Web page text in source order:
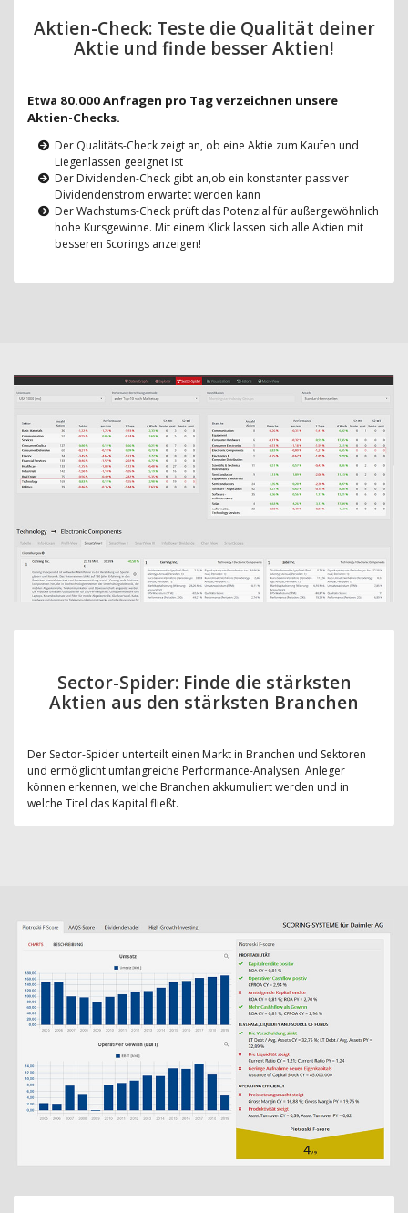
Aktien-Check: Teste die Qualität deiner
Aktie und finde besser Aktien!
Etwa 80.000 Anfragen pro Tag verzeichnen unsere
Aktien-Checks.
Der Qualitäts-Check zeigt an, ob eine Aktie zum Kaufen und
Liegenlassen geeignet ist
Der Dividenden-Check gibt an,ob ein konstanter passiver
Dividendenstrom erwartet werden kann
Der Wachstums-Check prüft das Potenzial für außergewöhnlich
hohe Kursgewinne. Mit einem Klick lassen sich alle Aktien mit
besseren Scorings anzeigen!
Sector-Spider: Finde die stärksten
Aktien aus den stärksten Branchen
Der Sector-Spider unterteilt einen Markt in Branchen und Sektoren
und ermöglicht umfangreiche Performance-Analysen. Anleger
können erkennen, welche Branchen akkumuliert werden und in
welche Titel das Kapital fließt.